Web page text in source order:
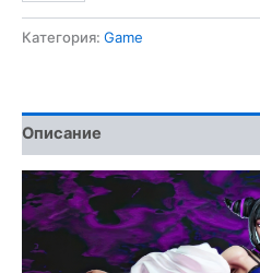
Han
Категория: Game
Описание